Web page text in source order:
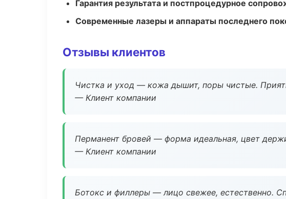
Гарантия результата и постпроцедурное
Современные лазеры и аппараты последнего
Отзывы клиентов
Чистка и уход — кожа дышит, поры чистые.
— Клиент компании
Перманент бровей — форма идеальная, цвет
— Клиент компании
Ботокс и филлеры — лицо свежее, естественно.